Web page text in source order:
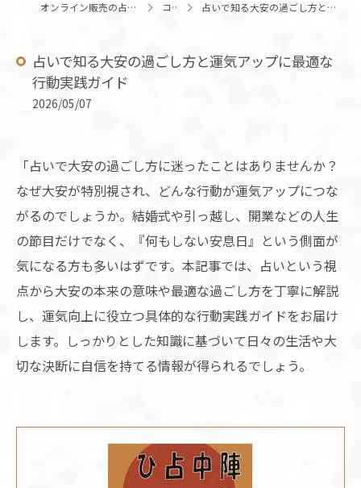
オンライン販売の占いカードはENISHIWORK コラム 占いで知る大安の過ごし方と運気アップに最適な行動実践ガイド
占いで知る大安の過ごし方と運気アップに最適な
行動実践ガイド
2026/05/07
「占いで大安の過ごし方に迷ったことはありませんか？
なぜ大安が特別視され、どんな行動が運気アップにつな
がるのでしょうか。結婚式や引っ越し、開業などの人生
の節目だけでなく、『何もしない安息日』という側面が
気になる方も多いはずです。本記事では、占いという視
点から大安の本来の意味や最適な過ごし方を丁寧に解説
し、運気向上に役立つ具体的な行動実践ガイドをお届け
します。しっかりとした知識に基づいて日々の生活や大
切な決断に自信を持てる情報が得られるでしょう。